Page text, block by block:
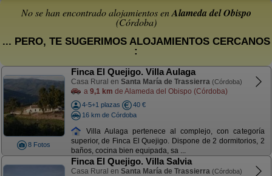
No se han encontrado alojamientos enAlameda del Obispo
(Córdoba)
... PERO, TE SUGERIMOS ALOJAMIENTOS CERCANOS
:
8 Fotos
Finca El Quejigo. Villa Aulaga
Casa Rural en Santa María de Trassierra (Córdoba)
a 9,1 km de Alameda del Obispo (Córdoba)
4-5+1 plazas
40 €
16 km de Córdoba
Villa Aulaga pertenece al complejo, con categoría
superior, de Finca El Quejigo. Dispone de 2 dormitorios, 2
baños, cocina bien equipada, sa ...
Finca El Quejigo. Villa Salvia
Casa Rural en Santa María de Trassierra (Córdoba)